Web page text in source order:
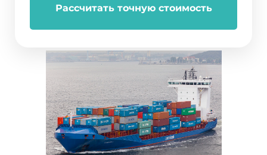
Рассчитать точную стоимость